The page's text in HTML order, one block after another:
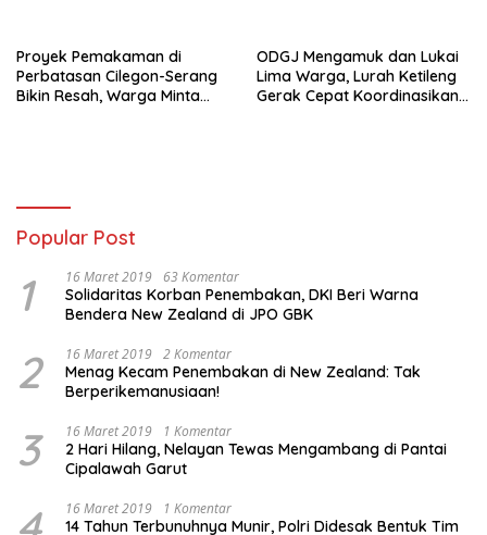
Proyek Pemakaman di
Perbatasan Cilegon-Serang
Bikin Resah, Warga Minta
ODGJ Mengamuk dan Lukai
Lima Warga, Lurah Ketileng
Gerak Cepat Koordinasikan
Popular Post
1 16 Maret 2019 63 Komentar
Solidaritas Korban Penembakan, DKI Beri Warna
Bendera New Zealand di JPO GBK
2 16 Maret 2019 2 Komentar
Menag Kecam Penembakan di New Zealand: Tak
Berperikemanusiaan!
3 16 Maret 2019 1 Komentar
2 Hari Hilang, Nelayan Tewas Mengambang di Pantai
Cipalawah Garut
16 Maret 2019 1 Komentar
14 Tahun Terbunuhnya Munir, Polri Didesak Bentuk Tim